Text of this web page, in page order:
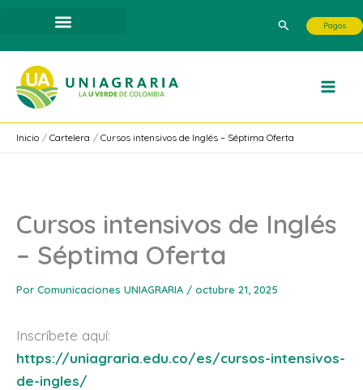
contenido
Buscar Pagos
Inicio Cartelera Cursos intensivos de Inglés – Séptima Oferta
Cursos intensivos de Inglés
– Séptima Oferta
Por Comunicaciones UNIAGRARIA / octubre 21, 2025
Inscríbete aquí:
https://uniagraria.edu.co/es/cursos-intensivos-
de-ingles/